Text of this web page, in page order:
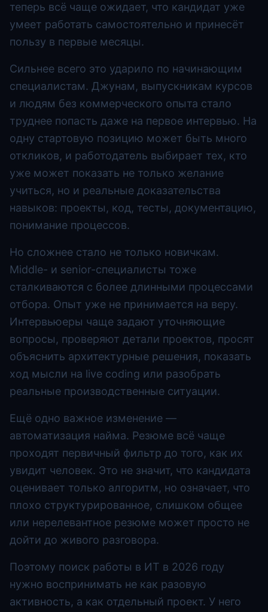
теперь всё чаще ожидает, что кандидат уже
умеет работать самостоятельно и принесёт
пользу в первые месяцы.
Сильнее всего это ударило по начинающим
специалистам. Джунам, выпускникам курсов
и людям без коммерческого опыта стало
труднее попасть даже на первое интервью. На
одну стартовую позицию может быть много
откликов, и работодатель выбирает тех, кто
уже может показать не только желание
учиться, но и реальные доказательства
навыков: проекты, код, тесты, документацию,
понимание процессов.
Но сложнее стало не только новичкам.
Middle- и senior-специалисты тоже
сталкиваются с более длинными процессами
отбора. Опыт уже не принимается на веру.
Интервьюеры чаще задают уточняющие
вопросы, проверяют детали проектов, просят
объяснить архитектурные решения, показать
ход мысли на live coding или разобрать
реальные производственные ситуации.
Ещё одно важное изменение —
автоматизация найма. Резюме всё чаще
проходят первичный фильтр до того, как их
увидит человек. Это не значит, что кандидата
оценивает только алгоритм, но означает, что
плохо структурированное, слишком общее
или нерелевантное резюме может просто не
дойти до живого разговора.
Поэтому поиск работы в ИТ в 2026 году
нужно воспринимать не как разовую
активность, а как отдельный проект. У него